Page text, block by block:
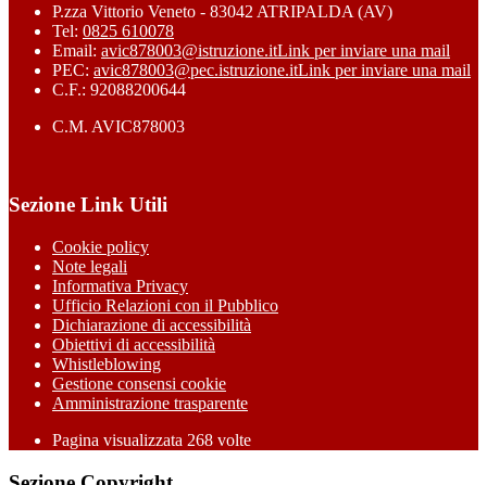
P.zza Vittorio Veneto - 83042 ATRIPALDA (AV)
Tel: 0825 610078
Email: avic878003@istruzione.itLink per inviare una mail
PEC: avic878003@pec.istruzione.itLink per inviare una mail
C.F.: 92088200644
C.M. AVIC878003
Sezione Link Utili
Cookie policy
Note legali
Informativa Privacy
Ufficio Relazioni con il Pubblico
Dichiarazione di accessibilità
Obiettivi di accessibilità
Whistleblowing
Gestione consensi cookie
Amministrazione trasparente
Pagina visualizzata 268 volte